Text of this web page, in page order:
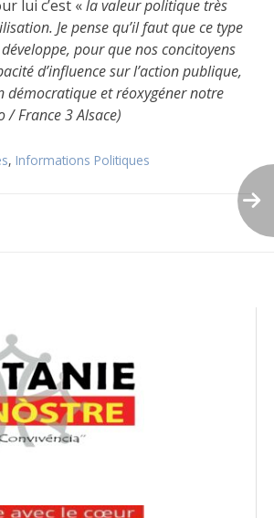
lui c’est «lavaleur politique très
Je pense qu’il faut que ce type
pour que nos concitoyens
d’influence sur l’action publique,
démocratique et réoxygéner notre
/ France 3 Alsace)
, Informations Politiques